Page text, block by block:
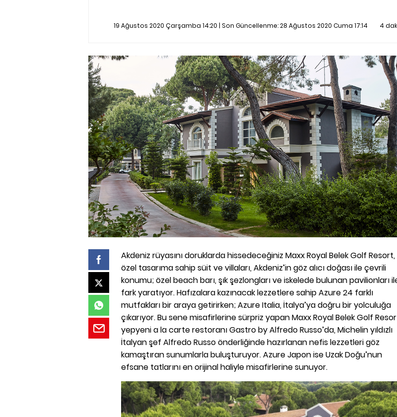
19 Ağustos 2020 Çarşamba 14:20 | Son Güncellenme:28 Ağustos 2020 Cuma 17:14 4
Akdeniz rüyasını doruklarda hissedeceğiniz Maxx Royal Belek Golf Resort,
özel tasarıma sahip süit ve villaları, Akdeniz’in göz alıcı doğası ile çevrili
konumu; özel beach barı, şık şezlongları ve iskelede bulunan pavilionları
fark yaratıyor. Hafızalara kazınacak lezzetlere sahip Azure 24 farklı
mutfakları bir araya getirirken; Azure Italia, İtalya’ya doğru bir yolculuğa
çıkarıyor. Bu sene misafirlerine sürpriz yapan Maxx Royal Belek Golf
yepyeni a la carte restoranı Gastro by Alfredo Russo’da, Michelin yıldızlı
İtalyan şef Alfredo Russo önderliğinde hazırlanan nefis lezzetleri göz
kamaştıran sunumlarla buluşturuyor. Azure Japon ise Uzak Doğu’nun
efsane tatlarını en orijinal haliyle misafirlerine sunuyor.